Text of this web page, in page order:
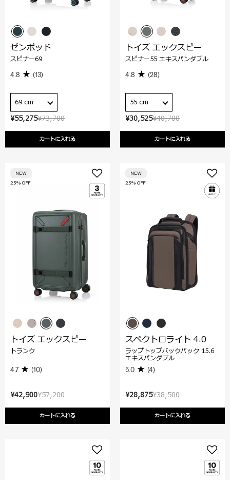
¥73,700
¥55,275
カートに入れる
ゼンポッド
スピナー69
4.8 (13)
69 cm
¥40,700
¥30,525
カートに入れる
トイズ エックスピー
スピナー55 エキスパンダブル
4.8 (28)
55 cm
¥57,200
¥42,900
カートに入れる
25% OFF
NEW
トイズ エックスピー
トランク
4.7 (10)
¥38,500
¥28,875
カートに入れる
25% OFF
NEW
スペクトロライト 4.0
ラップトップバックパック 15.6
エキスパンダブル
5.0 (4)